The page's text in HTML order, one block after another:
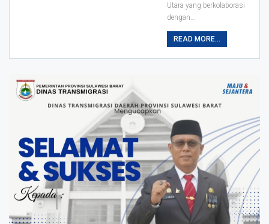
Utara yang berkolaborasi
dengan…
READ MORE...